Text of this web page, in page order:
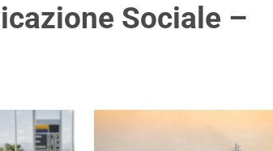
Sociale –